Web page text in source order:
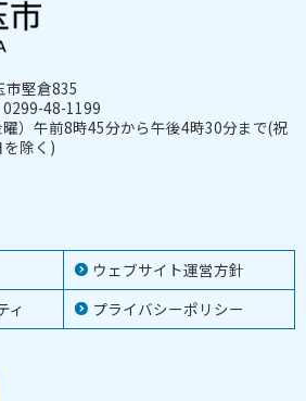
ウェブサイト運営方針
ィ
プライバシーポリシー
市堅倉835
48-1199
）午前8時45分から午後4時30分まで(祝
除く)